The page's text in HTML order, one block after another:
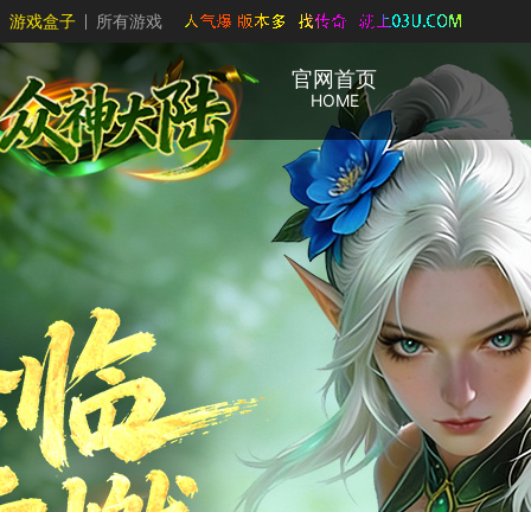
游戏盒子 所有游戏
官网首页
HOME